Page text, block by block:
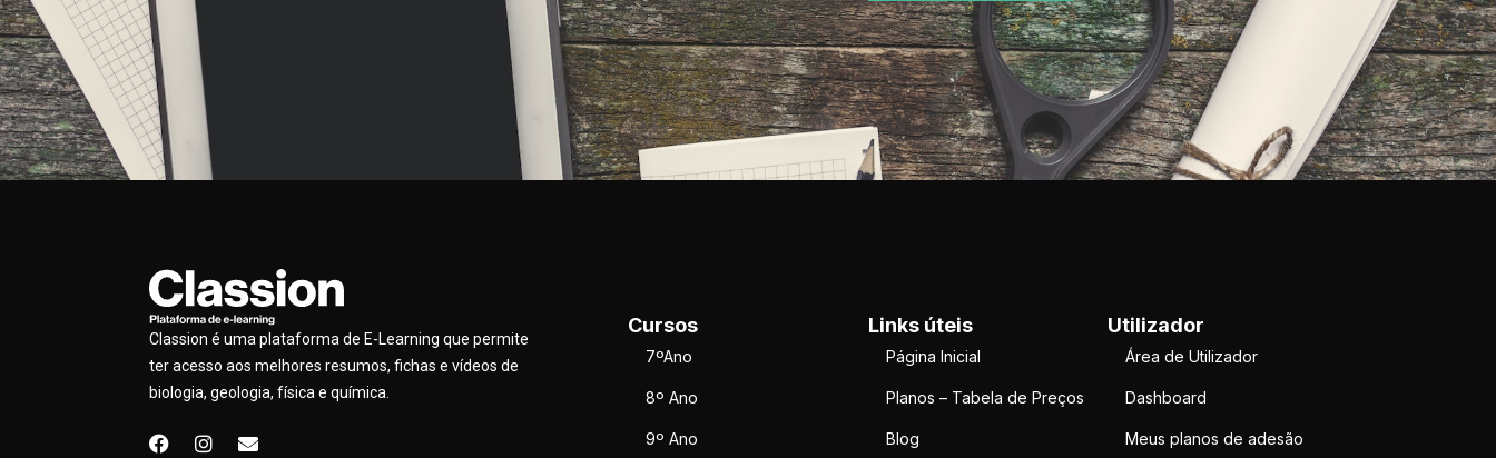
Classion é uma plataforma de E-Learning que permite
ter acesso aos melhores resumos, fichas e vídeos de
biologia, geologia, física e química.
F
I
E
Cursos
7ºAno
8º Ano
9º Ano
Links úteis
Página Inicial
Planos – Tabela de Preços
Blog
Utilizador
Área de Utilizador
Dashboard
Meus planos de adesão